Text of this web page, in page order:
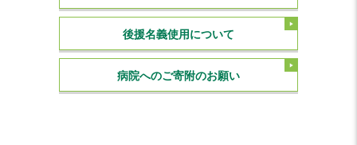
後援名義使用について
病院へのご寄附のお願い